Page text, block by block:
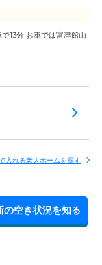
13分 お車では富津館山
入れる老人ホームを探す
の空き状況を知る